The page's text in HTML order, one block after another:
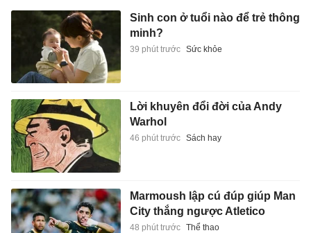
Sinh con ở tuổi nào để trẻ thông
minh?
39 phút trước Sức khỏe
Lời khuyên đổi đời của Andy
Warhol
46 phút trước Sách hay
Marmoush lập cú đúp giúp Man
City thắng ngược Atletico
48 phút trước Thể thao